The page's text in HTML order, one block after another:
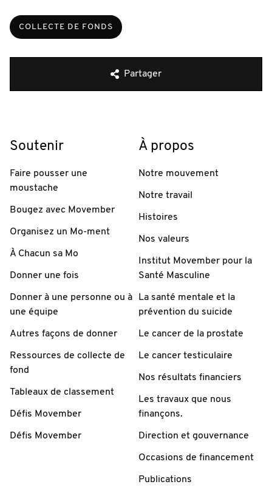
COLLECTE DE FONDS
Partager
Soutenir
Faire pousser une
moustache
Bougez avec Movember
Organisez un Mo-ment
À Chacun sa Mo
Donner une fois
Donner à une personne ou à
une équipe
Autres façons de donner
Ressources de collecte de
fond
Tableaux de classement
Défis Movember
Défis Movember
À propos
Notre mouvement
Notre travail
Histoires
Nos valeurs
Institut Movember pour la
Santé Masculine
La santé mentale et la
prévention du suicide
Le cancer de la prostate
Le cancer testiculaire
Nos résultats financiers
Les travaux que nous
finançons.
Direction et gouvernance
Occasions de financement
Publications